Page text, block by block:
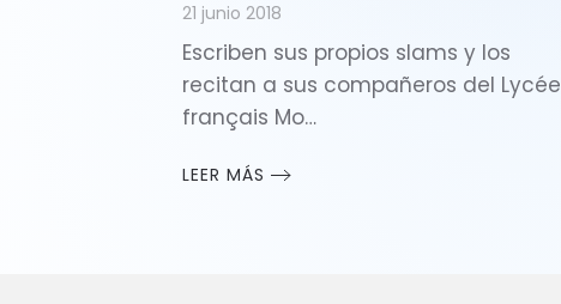
21 junio 2018
Escriben sus propios slams y los
recitan a sus compañeros del Lycée
français Mo…
LEER MÁS